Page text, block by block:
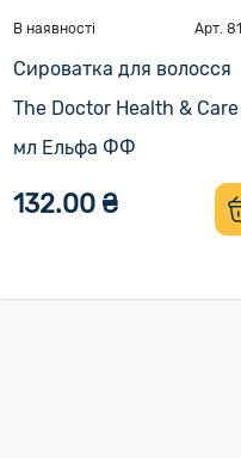
В наявності Арт.
Сироватка для волосся
The Doctor Health &
мл Ельфа ФФ
132.00 ₴